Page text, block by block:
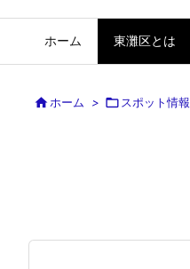
ホーム 東灘区とは
ホーム >  スポット情報